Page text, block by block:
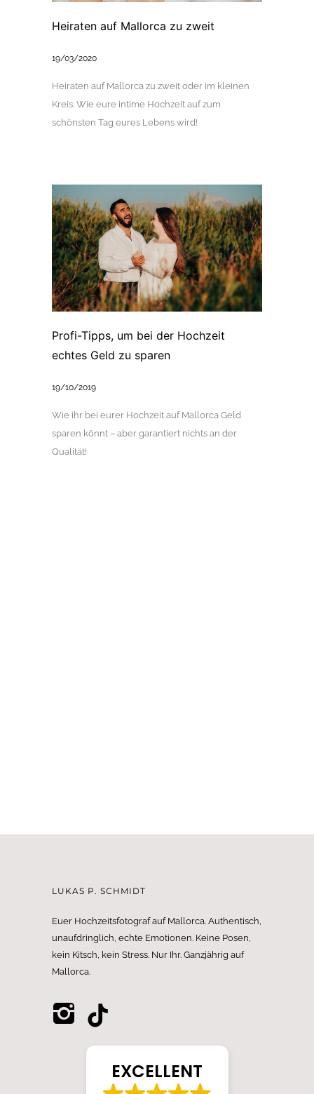
Heiraten auf Mallorca zu zweit
19/03/2020
Heiraten auf Mallorca zu zweit oder im kleinen
Kreis: Wie eure intime Hochzeit auf zum
schönsten Tag eures Lebens wird!
Profi-Tipps, um bei der Hochzeit
echtes Geld zu sparen
19/10/2019
Wie ihr bei eurer Hochzeit auf Mallorca Geld
sparen könnt – aber garantiert nichts an der
Qualität!
LUKAS P. SCHMIDT
Euer Hochzeitsfotograf auf Mallorca. Authentisch,
unaufdringlich, echte Emotionen. Keine Posen,
kein Kitsch, kein Stress. Nur Ihr. Ganzjährig auf
Mallorca.
EXCELLENT